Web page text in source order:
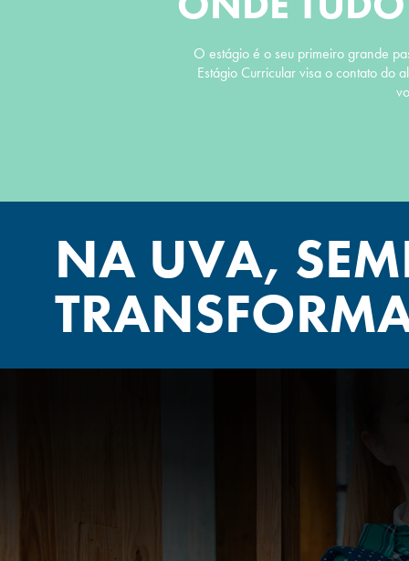
O estágio é o seu primeiro grande
Estágio Curricular visa o contato do
NA UVA,